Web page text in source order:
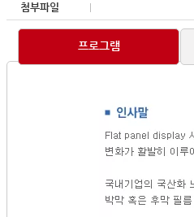
첨부파일
프로그램